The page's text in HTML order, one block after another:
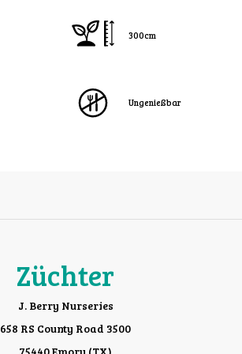
300cm
Ungenießbar
Züchter
J. Berry Nurseries
658 RS County Road 3500